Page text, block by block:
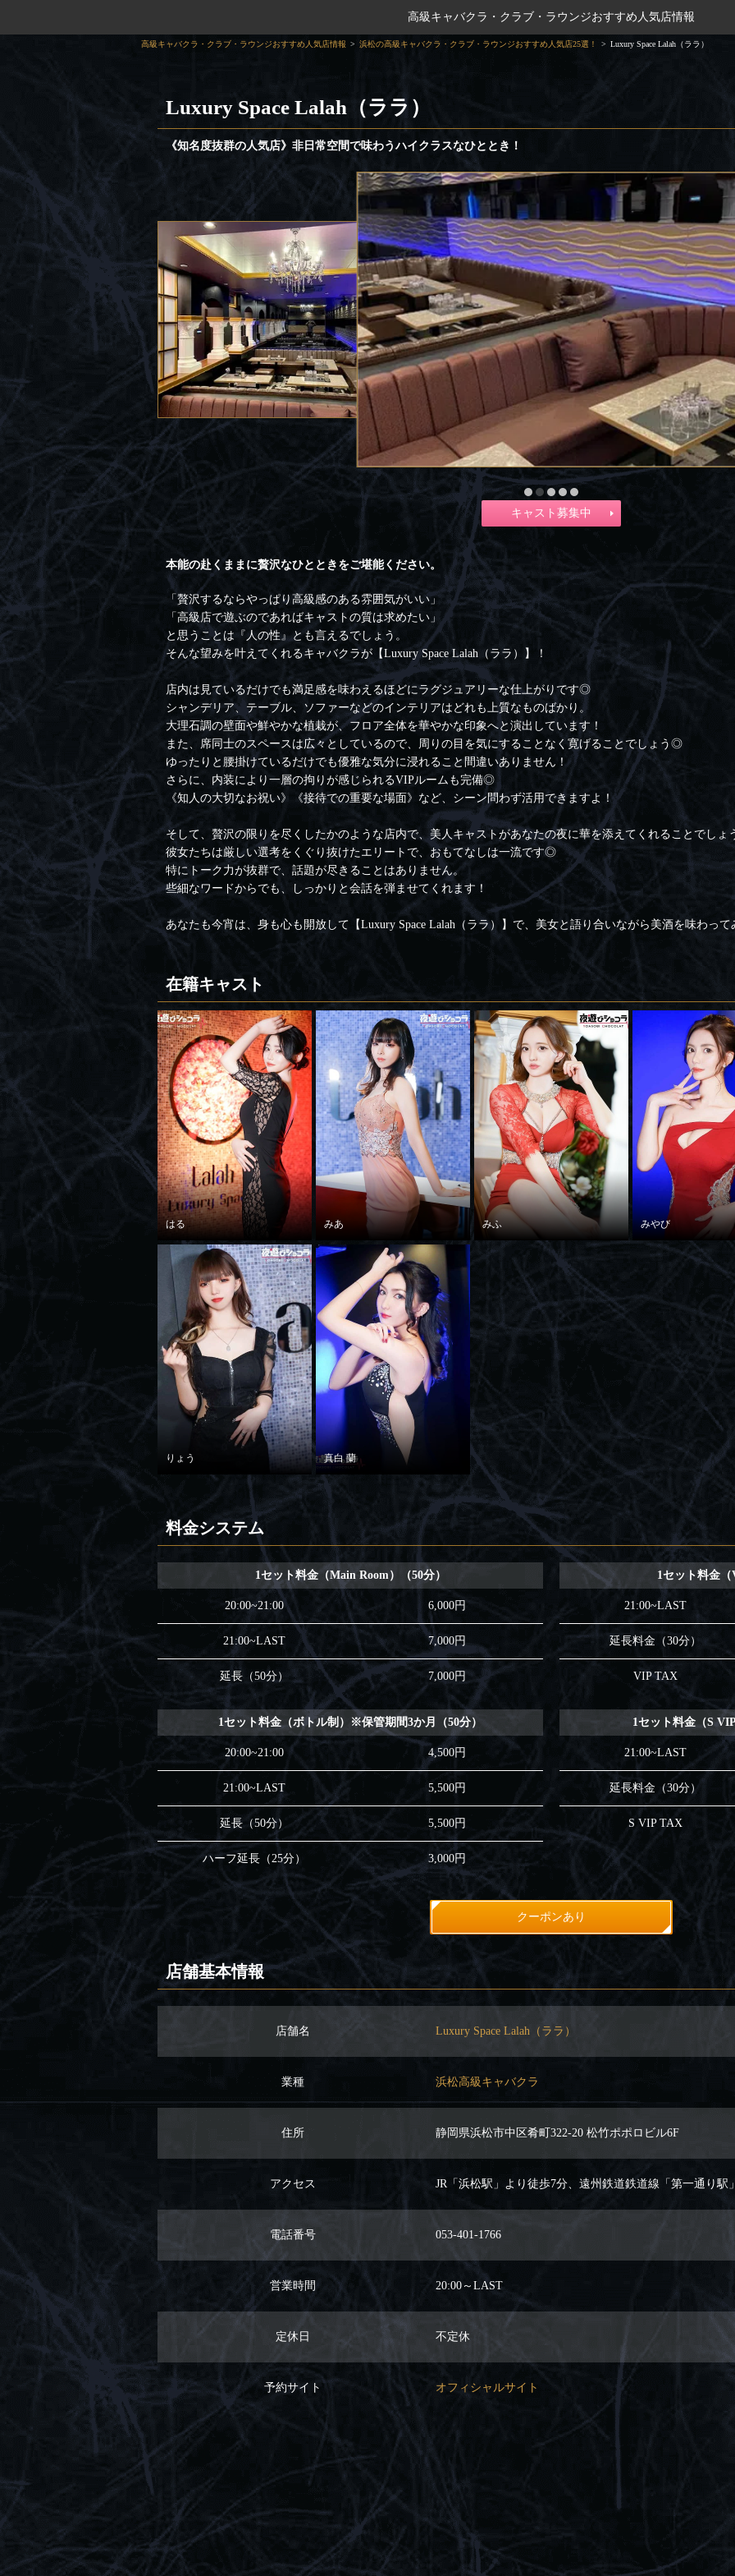
高級キャバクラ・クラブ・ラウンジおすすめ人気店情報
高級キャバクラ・クラブ・ラウンジおすすめ人気店情報 浜松の高級キャバクラ・クラブ・ラウンジおすすめ人気店25選！ Luxury Space Lalah（ララ）
Luxury Space Lalah（ララ）
《知名度抜群の人気店》非日常空間で味わうハイクラスなひととき！
キャスト募集中
本能の赴くままに贅沢なひとときをご堪能ください。
「贅沢するならやっぱり高級感のある雰囲気がいい」
「高級店で遊ぶのであればキャストの質は求めたい」
と思うことは『人の性』とも言えるでしょう。
そんな望みを叶えてくれるキャバクラが【Luxury Space Lalah（ララ）】！
店内は見ているだけでも満足感を味わえるほどにラグジュアリーな仕上がりです◎
シャンデリア、テーブル、ソファーなどのインテリアはどれも上質なものばかり。
大理石調の壁面や鮮やかな植栽が、フロア全体を華やかな印象へと演出しています！
また、席同士のスペースは広々としているので、周りの目を気にすることなく寛げることでしょう◎
ゆったりと腰掛けているだけでも優雅な気分に浸れること間違いありません！
さらに、内装により一層の拘りが感じられるVIPルームも完備◎
《知人の大切なお祝い》《接待での重要な場面》など、シーン問わず活用できますよ！
そして、贅沢の限りを尽くしたかのような店内で、美人キャストがあなたの夜に華を添えてくれることでしょ
彼女たちは厳しい選考をくぐり抜けたエリートで、おもてなしは一流です◎
特にトーク力が抜群で、話題が尽きることはありません。
些細なワードからでも、しっかりと会話を弾ませてくれます！
あなたも今宵は、身も心も開放して【Luxury Space Lalah（ララ）】で、美女と語り合いながら美酒を味わっ
在籍キャスト
はる みあ みふ みやび
りょう 真白 蘭
料金システム
1セット料金（Main Room）（50分）
20:00~21:00 6,000円
21:00~LAST 7,000円
延長（50分） 7,000円
1セット料金
21:00~LAST
延長料金（30分）
VIP TAX
1セット料金（ボトル制）※保管期間3か月（50分）
20:00~21:00 4,500円
21:00~LAST 5,500円
延長（50分） 5,500円
ハーフ延長（25分） 3,000円
1セット料金（S
21:00~LAST
延長料金（30分）
S VIP TAX
クーポンあり
店舗基本情報
店舗名 Luxury Space Lalah（ララ）
業種 浜松高級キャバクラ
住所 静岡県浜松市中区肴町322-20 松竹ポポロビル6F
アクセス JR「浜松駅」より徒歩7分、遠州鉄道鉄道線「第一通り駅
電話番号 053-401-1766
営業時間 20:00～LAST
定休日 不定休
予約サイト オフィシャルサイト